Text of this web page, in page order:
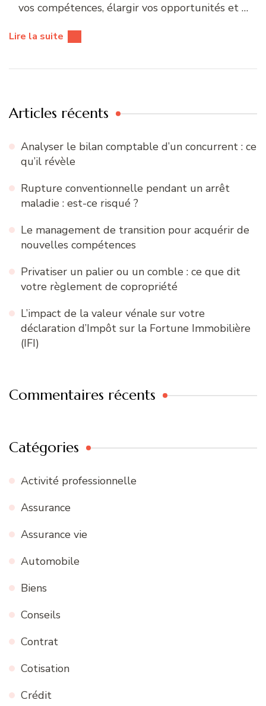
vos compétences, élargir vos opportunités et …
Lire la suite
Articles récents
Analyser le bilan comptable d’un concurrent : ce
qu’il révèle
Rupture conventionnelle pendant un arrêt
maladie : est-ce risqué ?
Le management de transition pour acquérir de
nouvelles compétences
Privatiser un palier ou un comble : ce que dit
votre règlement de copropriété
L’impact de la valeur vénale sur votre
déclaration d’Impôt sur la Fortune Immobilière
(IFI)
Commentaires récents
Catégories
Activité professionnelle
Assurance
Assurance vie
Automobile
Biens
Conseils
Contrat
Cotisation
Crédit